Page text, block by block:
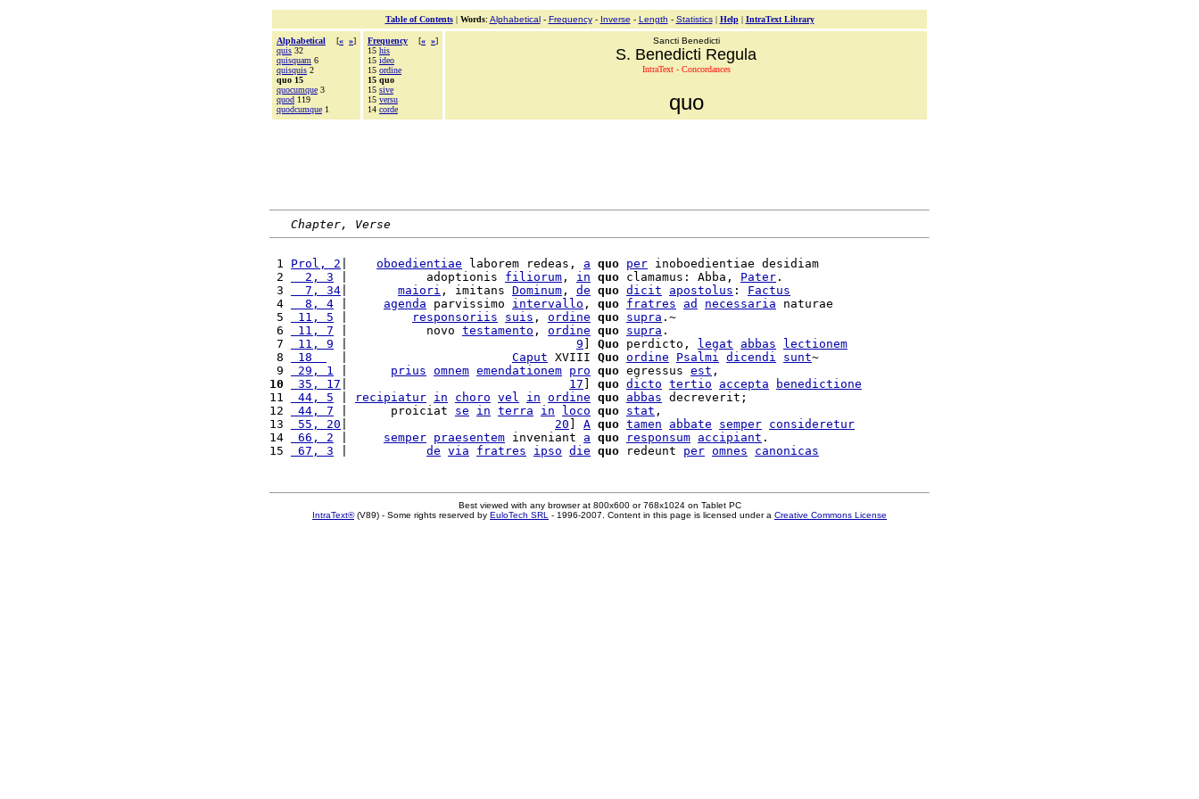
Table of Contents| Words: Alphabetical- Frequency- Inverse - Length - Statistics| Help| IntraText Library
Alphabetical [« »]
quis 32
quisquam 6
quisquis 2
quo 15
quocumque 3
quod 119
quodcumque 1
Frequency [« »]
15 his
15 ideo
15 ordine
15 quo
15 sive
15 versu
14 corde
Sancti Benedicti
S. Benedicti Regula
IntraText - Concordances
quo
Chapter, Verse
1 Prol, 2 oboedientiae laborem redeas, a quo per inoboedientiae desidiam
2
  2, 3
|           adoptionis filiorum , in quo clamamus: Abba, Pater .
3
  7, 34
maiori , imitans Dominum , de quo dicit apostolus : Factus
4
  8, 4
agenda parvissimo intervallo , quo fratres ad necessaria naturae
5
11, 5 responsoriis suis , ordine quo supra .~
6
11, 7 |           novo testamento , ordine quo supra .
7
11, 9 9 Quo perdicto, legat abbas
lectionem
8
18 Caput XVIII Quo ordine Psalmi dicendi sunt~
9
29, 1 prius omnem emendationem pro quo egressus est
10
35, 17 17 quo dicto tertio accepta
benedictione
11
44, 5 recipiatur in choro vel in ordine quo abbas decreverit;
12
44, 7 |      proiciat se in terra in loco quo stat ,
13
55, 20 20 A quo tamen abbate semper consideretur
14
66, 2 semper praesentem inveniant a quo responsum accipiant .
15
67, 3 de via fratres ipso die quo redeunt per omnes canonicas
Best viewed with any browser at 800x600 or 768x1024 on Tablet PC
IntraText®(V89) - Some rights reserved by EuloTech SRL - 1996-2007. Content in this page is licensed under a Creative Commons License